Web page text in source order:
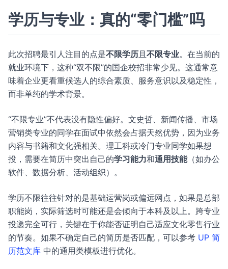
学历与专业：真的“零门槛”吗
此次招聘最引人注目的点是不限学历且 不限专业。在当前的
就业环境下，这种“双不限”的国企校招非常少见。这通常意
味着企业更看重候选人的综合素质、服务意识以及稳定性，
而非单纯的学术背景。
“不限专业”不代表没有隐性偏好。文史哲、新闻传播、市场
营销类专业的同学在面试中依然会占据天然优势，因为业务
内容与书籍和文化强相关。理工科或冷门专业同学如果想
投，需要在简历中突出自己的学习能力和通用技能（如办公
软件、数据分析、活动组织）。
学历不限往往针对的是基础运营岗或偏远网点，如果是总部
职能岗，实际筛选时可能还是会倾向于本科及以上。跨专业
投递完全可行，关键在于你能否证明自己适应文化零售行业
的节奏。如果不确定自己的简历是否匹配，可以参考 UP 简
历范文库 中的通用类模板进行优化。